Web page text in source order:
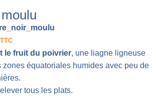
TTC
le fruit du poivrier, une liagne ligneuse
zones équatoriales humides avec peu de
tous les plats.